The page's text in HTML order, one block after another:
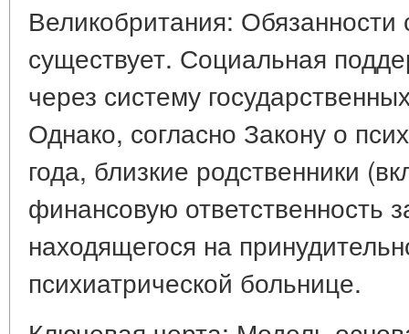
Великобритания:
существует. Социальная
через систему
Однако, согласно Закону о
года, близкие родственники
финансовую ответственность
находящегося на
психиатрической больнице.